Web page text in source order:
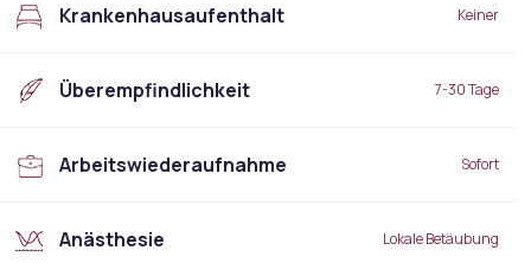
Krankenhausaufenthalt Keiner
Überempfindlichkeit 7-30 Tage
Arbeitswiederaufnahme Sofort
Anästhesie Lokale Betäubung